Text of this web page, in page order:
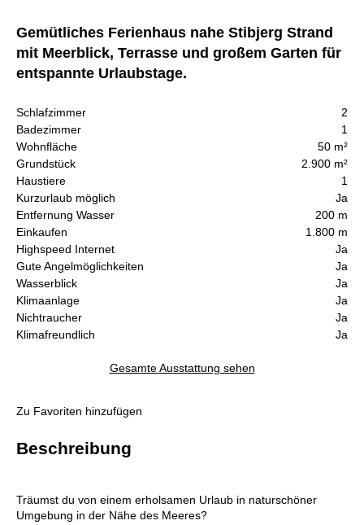
Gemütliches Ferienhaus nahe Stibjerg Strand
mit Meerblick, Terrasse und großem Garten für
entspannte Urlaubstage.
Schlafzimmer
2
Badezimmer
1
Wohnfläche
50 m²
Grundstück
2.900 m²
Haustiere
1
Kurzurlaub möglich
Ja
Entfernung Wasser
200 m
Einkaufen
1.800 m
Highspeed Internet
Ja
Gute Angelmöglichkeiten
Ja
Wasserblick
Ja
Klimaanlage
Ja
Nichtraucher
Ja
Klimafreundlich
Ja
Gesamte Ausstattung sehen
Zu Favoriten hinzufügen
Beschreibung
Träumst du von einem erholsamen Urlaub in naturschöner
Umgebung in der Nähe des Meeres?